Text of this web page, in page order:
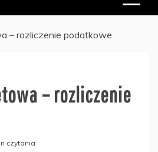
– rozliczenie podatkowe
– rozliczenie
czytania